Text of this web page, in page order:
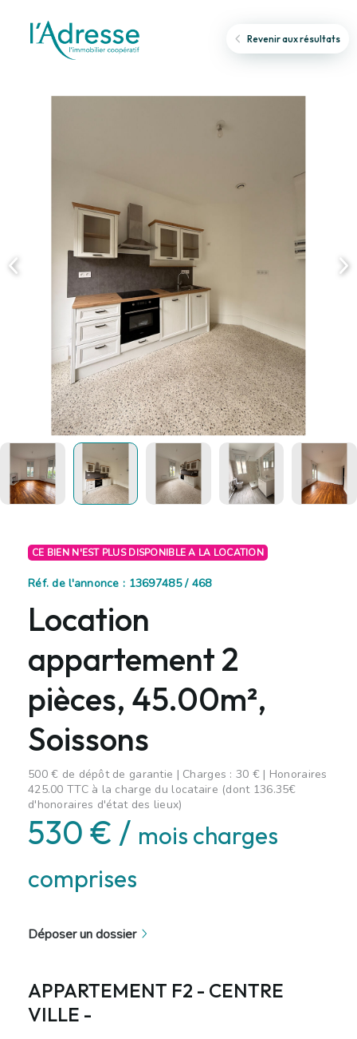
Revenir aux résultats
CE BIEN N'EST PLUS DISPONIBLE A LA LOCATION
Réf. de l'annonce : 13697485 / 468
Location
appartement 2
pièces, 45.00m²,
Soissons
500 € de dépôt de garantie | Charges : 30 € | Honoraires
425.00 TTC à la charge du locataire (dont 136.35€
d'honoraires d'état des lieux)
530 € / mois charges
comprises
Déposer un dossier
APPARTEMENT F2 - CENTRE
VILLE -